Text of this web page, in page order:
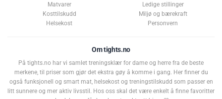
Matvarer
Kosttilskudd
Helsekost
Ledige stillinger
Miljø og bærekraft
Personvern
Om tights.no
På tights.no har vi samlet treningsklær for dame og herre fra de beste
merkene, til priser som gjør det ekstra gøy å komme i gang. Her finner du
også funksjonell og smart mat, helsekost og treningstilskudd som passer en
litt sunnere og mer aktiv livsstil. Hos oss skal det være enkelt å finne favoritter